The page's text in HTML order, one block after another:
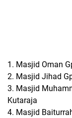
1. Masjid Oman
2. Masjid Jihad
3. Masjid
Kutaraja
4. Masjid